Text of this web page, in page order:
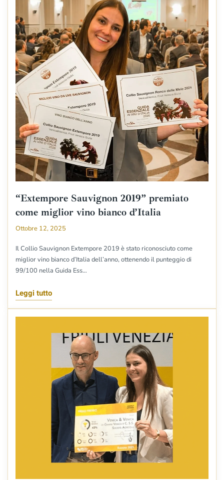
“Extempore Sauvignon 2019” premiato
come miglior vino bianco d’Italia
Ottobre 12, 2025
Il Collio Sauvignon Extempore 2019 è stato riconosciuto come
miglior vino bianco d’Italia dell’anno, ottenendo il punteggio di
99/100 nella Guida Ess…
Leggi tutto